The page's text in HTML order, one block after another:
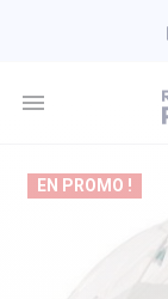

EN PROMO !